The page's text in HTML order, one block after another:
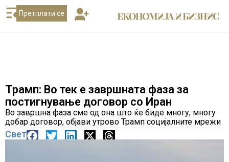
Претплати се
Трамп: Во тек е завршната фаза за
постигнување договор со Иран
Во завршна фаза сме од она што ќе биде многу, многу
добар договор, објави утрово Трамп социјалните мрежи
Свет